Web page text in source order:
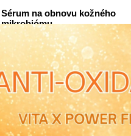
Sérum na obnovu kožného
mikrobiómu
Sérum, 30 ml
Vysoko koncentrované
aktívne sérum pre citlivú,
dehydrovanú pleť s oslabenou
kožnou bariérou. Obnovuje
rovnováhu kožného
mikrobiómu, intenzívne
hydratuje, posilňuje prirodzenú
obranyschopnosť pokožky a